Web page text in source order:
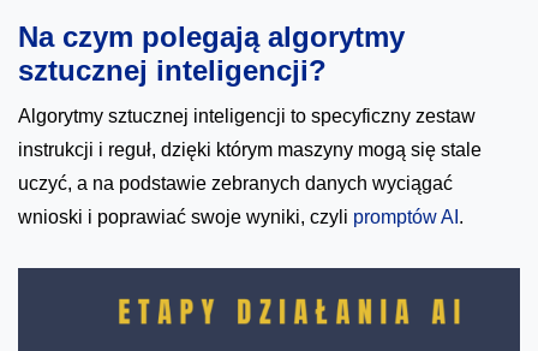
Na czym polegają algorytmy
sztucznej inteligencji?
Algorytmy sztucznej inteligencji to specyficzny zestaw
instrukcji i reguł, dzięki którym maszyny mogą się stale
uczyć, a na podstawie zebranych danych wyciągać
wnioski i poprawiać swoje wyniki, czyli promptów AI .